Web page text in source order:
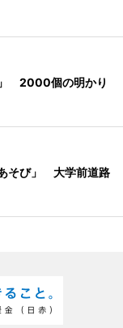
2000個の明かり
そび」 大学前道路